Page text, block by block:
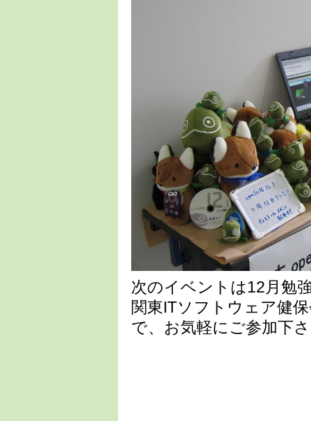
次のイベントは12月勉
関東ITソフトウェア健
で、お気軽にご参加下